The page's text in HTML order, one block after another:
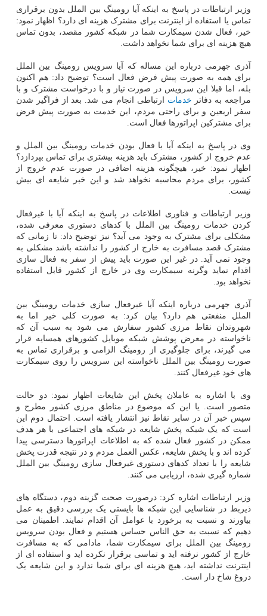
وزیر ارتباطات در پاسخ به اینکه آیا رومینگ بین الملل بدون برقراری
تماس یا استفاده از اینترنت برای مشترک هزینه ای دارد؟ اظهار نمود:
خیر، فعال شدن سیمکارت شما در شبکه کشور مقصد، بدون تماس
هیچ هزینه ای برای شما نخواهد داشت.
آذری جهرمی درباره این مساله که آیا سرویس رومینگ بین الملل
برای همه به صورت پیش فرض فعال است؟ توضیح داد: هم اکنون
بله، اما قبلا این سرویس در صورت نیاز و با درخواست مشترک و با
مراجعه به دفاتر خدمات ارتباطی انجام می شد. بعد از فراگیر شدن
سفر اربعین و برای راحتی مردم، این خدمت به صورت پیش فرض
برای مشترکین اپراتورها فعال است.
وی در پاسخ به اینکه آیا با فعال بودن خدمات رومینگ بین الملل و
عدم خروج از کشور، مشترک باید هزینه بیشتری برای تماس بپردازد؟
اظهار نمود: خیر، هیچگونه هزینه اضافی در صورت عدم خروج از
کشور، برای مردم محاسبه نخواهد شد و این خبر شایعه ای بیش
نیست.
وزیر ارتباطات و فناوری اطلاعات در پاسخ به اینکه آیا با غیرفعال
کردن خدمات رومینگ بین الملل با کدهای دستوری معرفی شده،
مشکلی برای مشترک به وجود می آید؟ نیز توضیح داد: تا زمانی که
مشترک قصد مسافرت به خارج از کشور را نداشته باشد مشکلی به
وجود نمی آید. در غیر این صورت باید پیش از سفر به فعال سازی
اقدام نماید وگرنه سیمکارت وی در خارج از کشور قابل استفاده
نخواهد بود.
آذری جهرمی درباره اینکه آیا غیرفعال سازی خدمات رومینگ بین
الملل منفعتی هم دارد؟ بیان کرد: به صورت کلی خیر اما به
شهروندان نقاط مرزی کشور سفارش می شود به سبب آن که
ناخواسته در معرض پوشش شبکه موبایل کشورهای همسایه قرار
می گیرند، برای جلوگیری از رومینگ الزامی و برقراری تماس به
صورت رومینگ بین الملل ناخواسته این سرویس را روی سیمکارت
های خود غیرفعال کنند.
وی با اشاره به عاملان پخش این شایعات اظهار نمود: دو حالت
متصور است. یا این که موضوع در مناطق مرزی کشور مطرح و
سپس خبر آن در سایر نقاط نیز انتشار یافته است. احتمال دوم این
است که یک شبکه پخش شایعه در شبکه های اجتماعی با هر هدف
ممکن در کشور فعال شده که به اطلاعات اپراتورها دسترسی پیدا
کرده اند و با پخش شایعه، عکس العمل مردم و در نتیجه قدرت پخش
شایعه را با تعداد کدهای دستوری غیرفعال سازی رومینگ بین الملل
شماره گیری شده، ارزیابی می کنند.
وزیر ارتباطات اشاره کرد: درصورت صحت گزینه دوم، دستگاه های
ذیربط در شناسایی این شبکه ها بایستی یک بررسی دقیق به عمل
بیاورند و نسبت به برخورد با عوامل آن اقدام نمایند. اطمینان می
دهیم که نسبت به حق الناس حساس هستیم و فعال بودن سرویس
رومینگ بین الملل برای سیمکارت شما، مادامی که به مسافرت
خارج از کشور نرفته اید و تماسی برقرار نکرده اید و استفاده ای از
اینترنت نداشته اید، هیچ هزینه ای برای شما ندارد و این شایعه یک
دروغ شاخ دار است.